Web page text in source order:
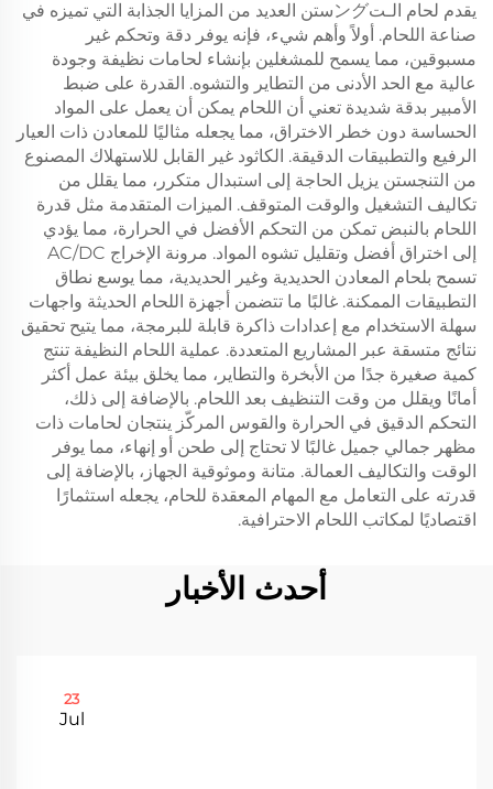
يقدم لحام الـتングستن العديد من المزايا الجذابة التي تميزه في
صناعة اللحام. أولاً وأهم شيء، فإنه يوفر دقة وتحكم غير
مسبوقين، مما يسمح للمشغلين بإنشاء لحامات نظيفة وجودة
عالية مع الحد الأدنى من التطاير والتشوه. القدرة على ضبط
الأمبير بدقة شديدة تعني أن اللحام يمكن أن يعمل على المواد
الحساسة دون خطر الاختراق، مما يجعله مثاليًا للمعادن ذات العيار
الرفيع والتطبيقات الدقيقة. الكاثود غير القابل للاستهلاك المصنوع
من التنجستن يزيل الحاجة إلى استبدال متكرر، مما يقلل من
تكاليف التشغيل والوقت المتوقف. الميزات المتقدمة مثل قدرة
اللحام بالنبض تمكن من التحكم الأفضل في الحرارة، مما يؤدي
إلى اختراق أفضل وتقليل تشوه المواد. مرونة الإخراج AC/DC
تسمح بلحام المعادن الحديدية وغير الحديدية، مما يوسع نطاق
التطبيقات الممكنة. غالبًا ما تتضمن أجهزة اللحام الحديثة واجهات
سهلة الاستخدام مع إعدادات ذاكرة قابلة للبرمجة، مما يتيح تحقيق
نتائج متسقة عبر المشاريع المتعددة. عملية اللحام النظيفة تنتج
كمية صغيرة جدًا من الأبخرة والتطاير، مما يخلق بيئة عمل أكثر
أمانًا ويقلل من وقت التنظيف بعد اللحام. بالإضافة إلى ذلك،
التحكم الدقيق في الحرارة والقوس المركّز ينتجان لحامات ذات
مظهر جمالي جميل غالبًا لا تحتاج إلى طحن أو إنهاء، مما يوفر
الوقت والتكاليف العمالة. متانة وموثوقية الجهاز، بالإضافة إلى
قدرته على التعامل مع المهام المعقدة للحام، يجعله استثمارًا
اقتصاديًا لمكاتب اللحام الاحترافية.
أحدث الأخبار
23
Jul